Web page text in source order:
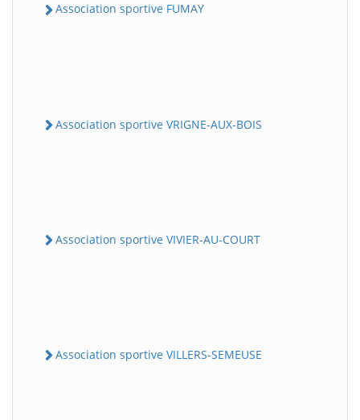
Association sportive FUMAY
Association sportive VRIGNE-AUX-BOIS
Association sportive VIVIER-AU-COURT
Association sportive VILLERS-SEMEUSE